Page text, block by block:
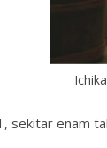
sekitar enam